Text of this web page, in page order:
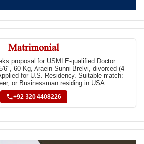
Matrimonial
proposal for USMLE-qualified Doctor
60 Kg, Araein Sunni Brelvi, divorced (4
for U.S. Residency. Suitable match:
or Businessman residing in USA.
+92 320 4408226